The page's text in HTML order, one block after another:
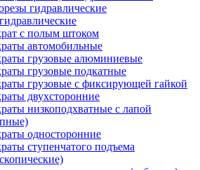
гидравлические
с полым штоком
автомобильные
грузовые алюминиевые
грузовые подкатные
грузовые с фиксирующей гайкой
двухсторонние
низкоподхватные с лапой
односторонние
ступенчатого подъема